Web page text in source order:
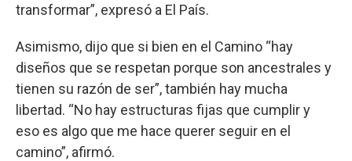
transformar”, expresó a El País.
Asimismo, dijo que si bien en el Camino “hay
diseños que se respetan porque son ancestrales y
tienen su razón de ser”, también hay mucha
libertad. “No hay estructuras fijas que cumplir y
eso es algo que me hace querer seguir en el
camino”, afirmó.